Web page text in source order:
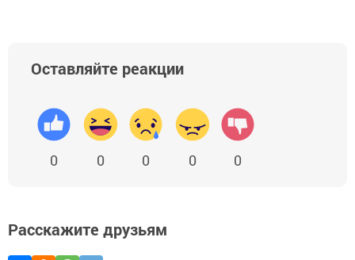
Оставляйте реакции
0 0 0 0 0
Расскажите друзьям